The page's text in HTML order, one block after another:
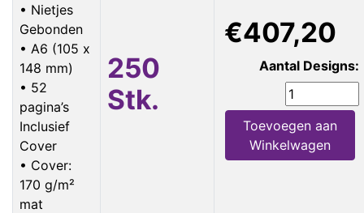
• Nietjes
Gebonden
• A6 (105 x
148 mm)
• 52
pagina’s
Inclusief
Cover
• Cover:
170 g/m²
mat
250
Stk.
€407,20
Aantal Designs:
Toevoegen aan
Winkelwagen